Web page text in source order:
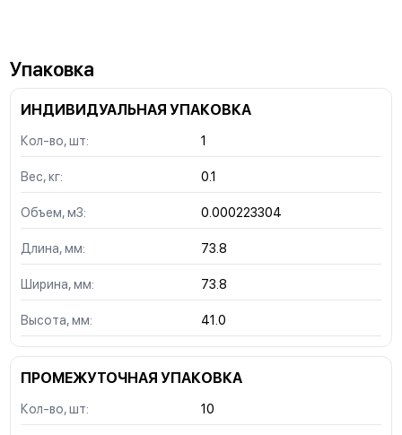
Упаковка
ИНДИВИДУАЛЬНАЯ УПАКОВКА
Кол-во, шт: 1
Вес, кг: 0.1
Объем, м3: 0.000223304
Длина, мм: 73.8
Ширина, мм: 73.8
Высота, мм: 41.0
ПРОМЕЖУТОЧНАЯ УПАКОВКА
Кол-во, шт: 10